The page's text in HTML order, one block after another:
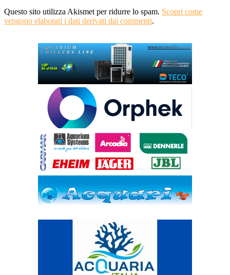
Questo sito utilizza Akismet per ridurre lo spam. Scopri come
vengono elaborati i dati derivati dai commenti.